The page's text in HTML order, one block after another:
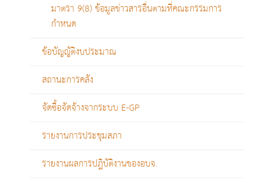
มาตรา 9(8) ข้อมูลข่าวสารอื่นตามที่คณะกรรมการ
กำหนด
ข้อบัญญัติงบประมาณ
สถานะการคลัง
จัดซื้อจัดจ้างจากระบบ E-GP
รายงานการประชุมสภา
รายงานผลการปฎิบัติงานของอบจ.